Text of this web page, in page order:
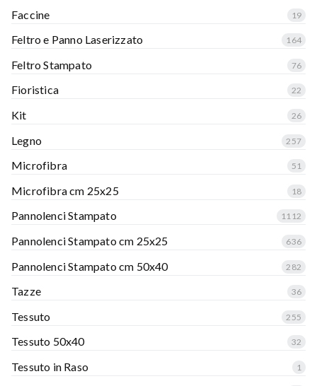
Faccine 19
Feltro e Panno Laserizzato 164
Feltro Stampato 76
Fioristica 22
Kit 26
Legno 257
Microfibra 51
Microfibra cm 25x25 18
Pannolenci Stampato 1112
Pannolenci Stampato cm 25x25 636
Pannolenci Stampato cm 50x40 282
Tazze 36
Tessuto 255
Tessuto 50x40 32
Tessuto in Raso 1